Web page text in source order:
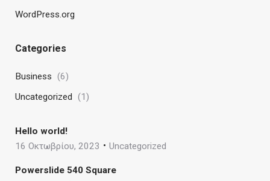
WordPress.org
Categories
Business (6)
Uncategorized (1)
Hello world!
16 Οκτωβρίου, 2023
Uncategorized
Powerslide 540 Square